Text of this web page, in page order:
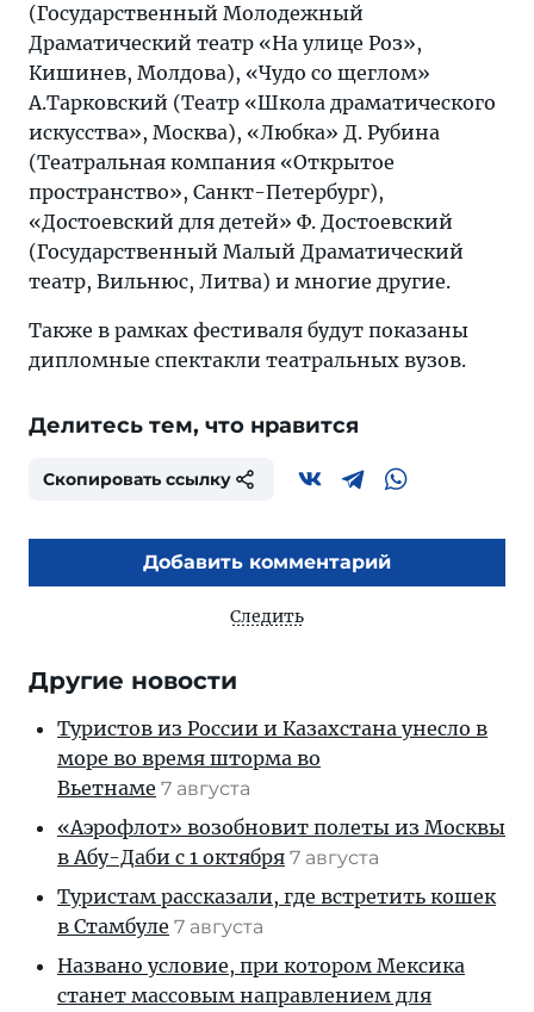
(Государственный Молодежный
Драматический театр «На улице Роз»,
Кишинев, Молдова), «Чудо со щеглом»
А.Тарковский (Театр «Школа драматического
искусства», Москва), «Любка» Д. Рубина
(Театральная компания «Открытое
пространство», Санкт-Петербург),
«Достоевский для детей» Ф. Достоевский
(Государственный Малый Драматический
театр, Вильнюс, Литва) и многие другие.
Также в рамках фестиваля будут показаны
дипломные спектакли театральных вузов.
Делитесь тем, что нравится
Скопировать ссылку
Добавить комментарий
Следить
Другие новости
Туристов из России и Казахстана унесло в
море во время шторма во
Вьетнаме 7 августа
«Аэрофлот» возобновит полеты из Москвы
в Абу-Даби с 1 октября 7 августа
Туристам рассказали, где встретить кошек
в Стамбуле 7 августа
Названо условие, при котором Мексика
станет массовым направлением для